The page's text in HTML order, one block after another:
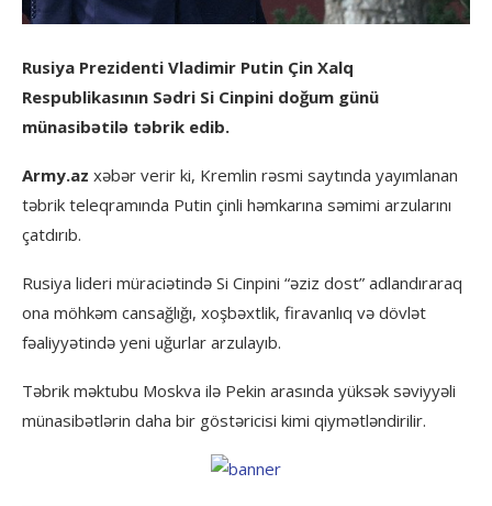
Rusiya Prezidenti Vladimir Putin Çin Xalq
Respublikasının Sədri Si Cinpini doğum günü
münasibətilə təbrik edib.
Army.az xəbər verir ki, Kremlin rəsmi saytında yayımlanan
təbrik teleqramında Putin çinli həmkarına səmimi arzularını
çatdırıb.
Rusiya lideri müraciətində Si Cinpini “əziz dost” adlandıraraq
ona möhkəm cansağlığı, xoşbəxtlik, firavanlıq və dövlət
fəaliyyətində yeni uğurlar arzulayıb.
Təbrik məktubu Moskva ilə Pekin arasında yüksək səviyyəli
münasibətlərin daha bir göstəricisi kimi qiymətləndirilir.